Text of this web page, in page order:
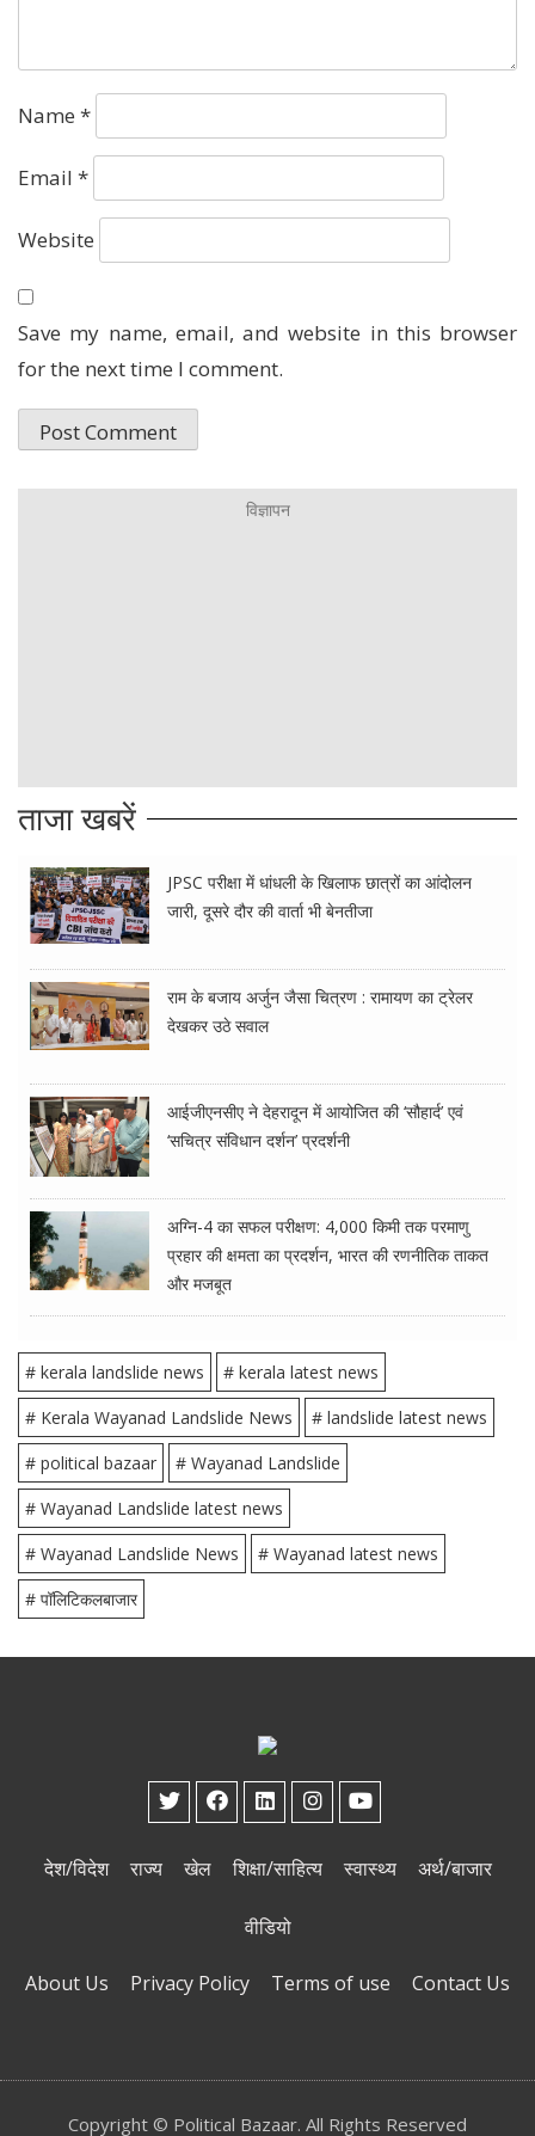
Name *
Email *
Website
Save my name, email, and website in this browser
for the next time I comment.
ताजा खबरें
JPSC परीक्षा में धांधली के खिलाफ छात्रों का आंदोलन
जारी, दूसरे दौर की वार्ता भी बेनतीजा
राम के बजाय अर्जुन जैसा चित्रण : रामायण का ट्रेलर
देखकर उठे सवाल
आईजीएनसीए ने देहरादून में आयोजित की ‘सौहार्द’ एवं
‘सचित्र संविधान दर्शन’ प्रदर्शनी
अग्नि-4 का सफल परीक्षण: 4,000 किमी तक परमाणु
प्रहार की क्षमता का प्रदर्शन, भारत की रणनीतिक ताकत
और मजबूत
# kerala landslide news
# kerala latest news
# Kerala Wayanad Landslide News
# landslide latest news
# political bazaar
# Wayanad Landslide
# Wayanad Landslide latest news
# Wayanad Landslide News
# Wayanad latest news
# पॉलिटिकलबाजार
देश/विदेश राज्य खेल शिक्षा/साहित्य स्वास्थ्य अर्थ/बाजार
वीडियो
About Us Privacy Policy Terms of use Contact Us
Copyright © Political Bazaar. All Rights Reserved